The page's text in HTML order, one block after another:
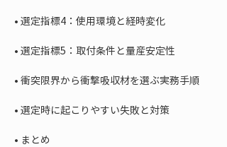
•
•
•
•
• まとめ